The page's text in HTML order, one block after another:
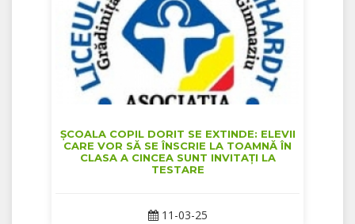
ȘCOALA COPIL DORIT SE EXTINDE: ELEVII
CARE VOR SĂ SE ÎNSCRIE LA TOAMNĂ ÎN
CLASA A CINCEA SUNT INVITAȚI LA
TESTARE
11-03-25